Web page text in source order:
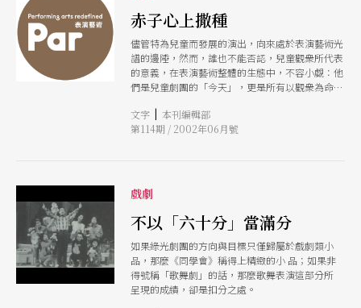
赤子心上撒種
儘管特為兒童而發展的演出，向來處於表演藝術光
譜的邊陲，然而，誰也不能否認，兒童觀衆所代表
的意義，在表演藝術整體的生態中，不容小覷：他
們是兒童劇團的「今天」，更是所有以觀衆為命脈
發展受挫，官方和民間衆多舉措一致示現「若為經
濟故，什麼皆可拋」的價値觀之時，表演團體正好
需求量的重要指標。 我們從業者的角度出發，審
視台灣的表演藝術界一直以來如何接待、經營兒童
的觀衆，在缺乏正規體制内的藝術教育協力的大環
境下，他們如何在創作、演出之外，兼職兒童藝術
教育；如此雙管齊下，試看吾人是否能樂觀來日的
收成？
文字 | 本刊編輯部
第114期 / 2002年06月號
戲劇
不以「六十分」當滿分
如果綠光劇團的方向與目標只僅歸屬於戲劇類小
品，那麼《同學會》稱得上精緻的小 品；如果非
得號稱「歌舞劇」的話，那麼歌舞表演這部分所
呈現的成績，卻是扣分之處。